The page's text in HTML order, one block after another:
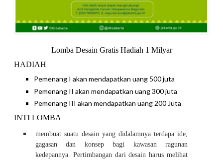
Lomba Desain Gratis Hadiah 1 Milyar
HADIAH
Pemenang I akan mendapatkan uang 500 juta
Pemenang II akan mendapatkan uang 300 juta
Pemenang III akan mendapatkan uang 200 Juta
INTI LOMBA
membuat suatu desain yang didalamnya terdapa ide,
gagasan dan konsep bagi kawasan ragunan
kedepannya. Pertimbangan dari desain harus melihat